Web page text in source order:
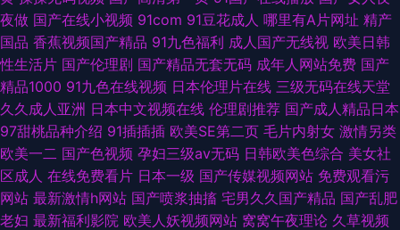
夜做 国产在线小视频 91com 91豆花成人 哪里有A片网址 精产
国品 香蕉视频国产精品 91九色福利 成人国产无线视 欧美日韩
性生活片 国产伦理剧 国产精品无套无码 成年人网站免费 国产
精品1000 91九色在线视频 日本伦理片在线 三级无码在线天堂
久久成人亚洲 日本中文视频在线 伦理剧推荐 国产成人精品日本
97甜桃品种介绍 91插插插 欧美SE第二页 毛片内射女 激情另类
欧美一二 国产色视频 孕妇三级av无码 日韩欧美色综合 美女社
区成人 在线免费看片 日本一级 国产传媒视频网站 免费观看污
网站 最新激情h网站 国产喷浆抽搐 宅男久久国产精品 国产乱肥
老妇 最新福利影院 欧美人妖视频网站 窝窝午夜理论 久草视频